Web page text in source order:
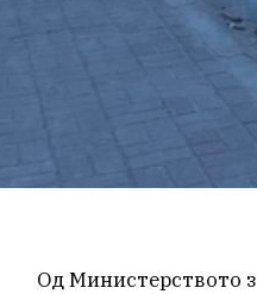
Од Министерството